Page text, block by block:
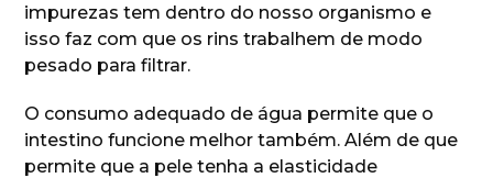
impurezas tem dentro do nosso organismo e
isso faz com que os rins trabalhem de modo
pesado para filtrar.
O consumo adequado de água permite que o
intestino funcione melhor também. Além de que
permite que a pele tenha a elasticidade